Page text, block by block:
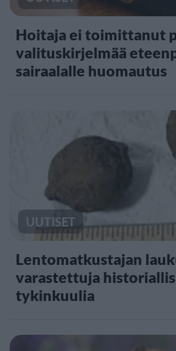
Hoitaja ei toimittanut
valituskirjelmää
sairaalalle huomautus
UUTISET
Lentomatkustajan
varastettuja
tykinkuulia